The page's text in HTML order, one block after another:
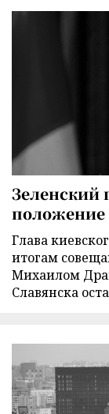
Зеленский
положение
Глава
итогам
Михаилом
Славянска